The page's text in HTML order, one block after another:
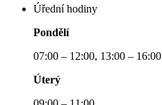
Úřední hodiny
Pondělí
07:00 – 12:00, 13:00 – 16:00
Úterý